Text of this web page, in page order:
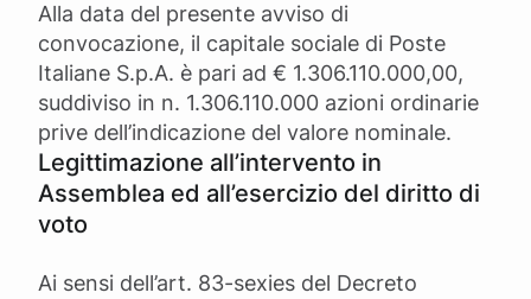
Alla data del presente avviso di
convocazione, il capitale sociale di Poste
Italiane S.p.A. è pari ad € 1.306.110.000,00,
suddiviso in n. 1.306.110.000 azioni ordinarie
prive dell’indicazione del valore nominale.
Legittimazione all’intervento in
Assemblea ed all’esercizio del diritto di
voto
Ai sensi dell’art. 83-sexies del Decreto